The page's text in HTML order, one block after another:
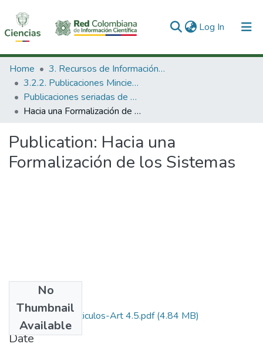
Log In (current)
Communities & Collections
All of DSpace
Statistics
Home
3. Recursos de Información Científica y Tecnológica
3.2.2. Publicaciones Minciencias
Publicaciones seriadas de Minciencias
Hacia una Formalización de los Sistemas
Publication: Hacia una
Formalización de los Sistemas
No
Thumbnail
Available
1980-V4-N4-Articulos-Art 4.5.pdf(4.84 MB)
Date